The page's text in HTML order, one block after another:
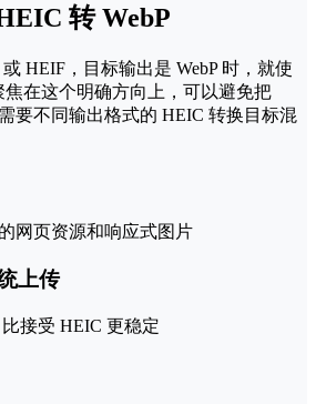
转 WebP
HEIF，目标输出是 WebP 时，就使
在这个明确方向上，可以避免把
要不同输出格式的 HEIC 转换目标混
网页资源和响应式图片
上传
接受 HEIC 更稳定